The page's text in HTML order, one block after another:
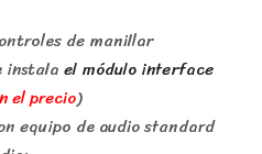
de manillar
instalael módulo interface
el precio)
equipo de audio standard